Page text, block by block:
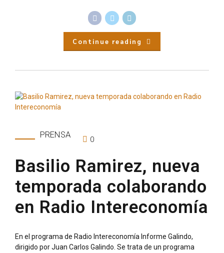
Continue reading
PRENSA 0
Basilio Ramirez, nueva
temporada colaborando
en Radio Intereconomía
En el programa de Radio Intereconomía Informe Galindo,
dirigido por Juan Carlos Galindo. Se trata de un programa